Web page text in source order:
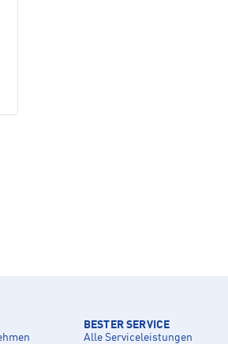
BESTER SERVICE
Alle Serviceleistungen